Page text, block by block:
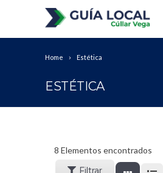
Home Estética
ESTÉTICA
8 Elementos encontrados
Filtrar